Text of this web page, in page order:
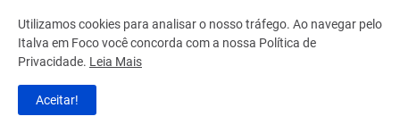
Utilizamos cookies para analisar o nosso tráfego. Ao navegar pelo
Italva em Foco você concorda com a nossa Política de
Privacidade. Leia Mais
Aceitar!